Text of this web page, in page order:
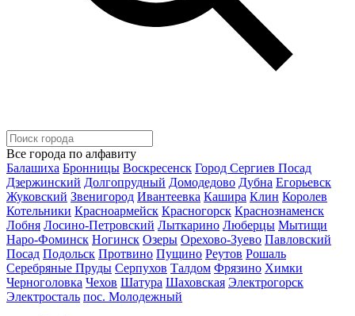
Все города по алфавиту
Балашиха Бронницы Воскресенск Город Сергиев Посад
Дзержинский Долгопрудный Домодедово Дубна Егорьевск
Жуковский Звенигород Ивантеевка Кашира Клин Королев
Котельники Красноармейск Красногорск Краснознаменск
Лобня Лосино-Петровский Лыткарино Люберцы Мытищи
Наро-Фоминск Ногинск Озеры Орехово-Зуево Павловский
Посад Подольск Протвино Пущино Реутов Рошаль
Серебряные Пруды Серпухов Талдом Фрязино Химки
Черноголовка Чехов Шатура Шаховская Электрогорск
Электросталь пос. Молодежный